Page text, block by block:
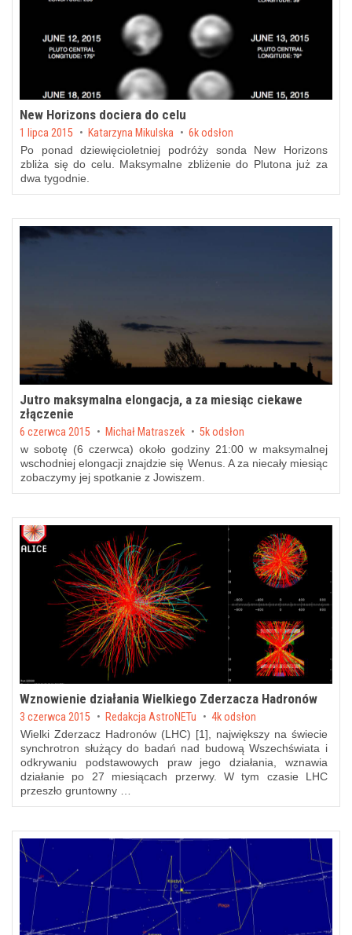
New Horizons dociera do celu
Posted on
1 lipca 2015 by Katarzyna Mikulska 6k odsłon
Po ponad dziewięcioletniej podróży sonda New Horizons
zbliża się do celu. Maksymalne zbliżenie do Plutona już za
dwa tygodnie.
Jutro maksymalna elongacja, a za miesiąc ciekawe
złączenie
Posted on
6 czerwca 2015 by Michał Matraszek 5k odsłon
w sobotę (6 czerwca) około godziny 21:00 w maksymalnej
wschodniej elongacji znajdzie się Wenus. A za niecały miesiąc
zobaczymy jej spotkanie z Jowiszem.
Wznowienie działania Wielkiego Zderzacza Hadronów
Posted on
3 czerwca 2015 by Redakcja AstroNETu 4k odsłon
Wielki Zderzacz Hadronów (LHC) [1], największy na świecie
synchrotron służący do badań nad budową Wszechświata i
odkrywaniu podstawowych praw jego działania, wznawia
działanie po 27 miesiącach przerwy. W tym czasie LHC
przeszło gruntowny …